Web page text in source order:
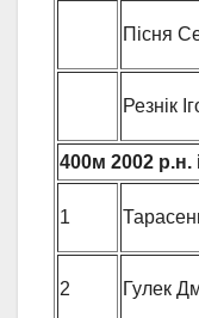
Пісня
Резнік
400м 2002 р.н.
1
2 Гулек